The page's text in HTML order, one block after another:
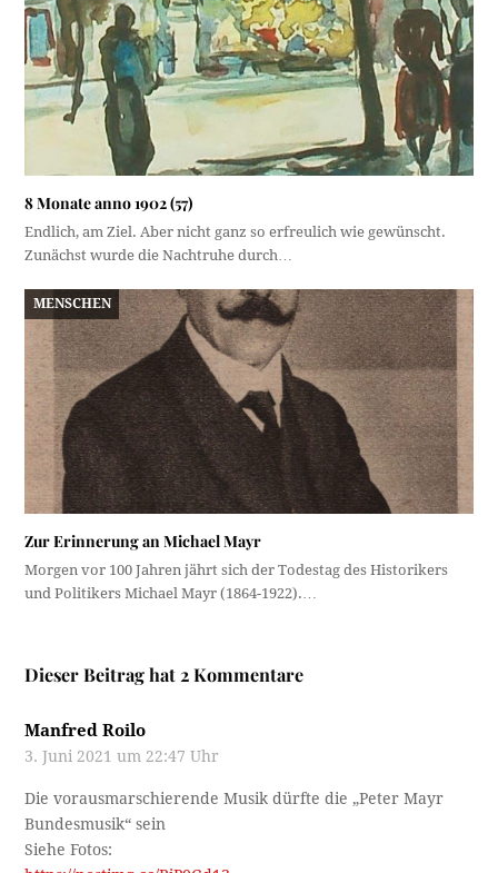
8 Monate anno 1902 (57)
Endlich, am Ziel. Aber nicht ganz so erfreulich wie gewünscht.
Zunächst wurde die Nachtruhe durch…
MENSCHEN
Zur Erinnerung an Michael Mayr
Morgen vor 100 Jahren jährt sich der Todestag des Historikers
und Politikers Michael Mayr (1864-1922).…
Dieser Beitrag hat 2 Kommentare
Manfred Roilo
3. Juni 2021 um 22:47 Uhr
Die vorausmarschierende Musik dürfte die „Peter Mayr
Bundesmusik“ sein
Siehe Fotos: